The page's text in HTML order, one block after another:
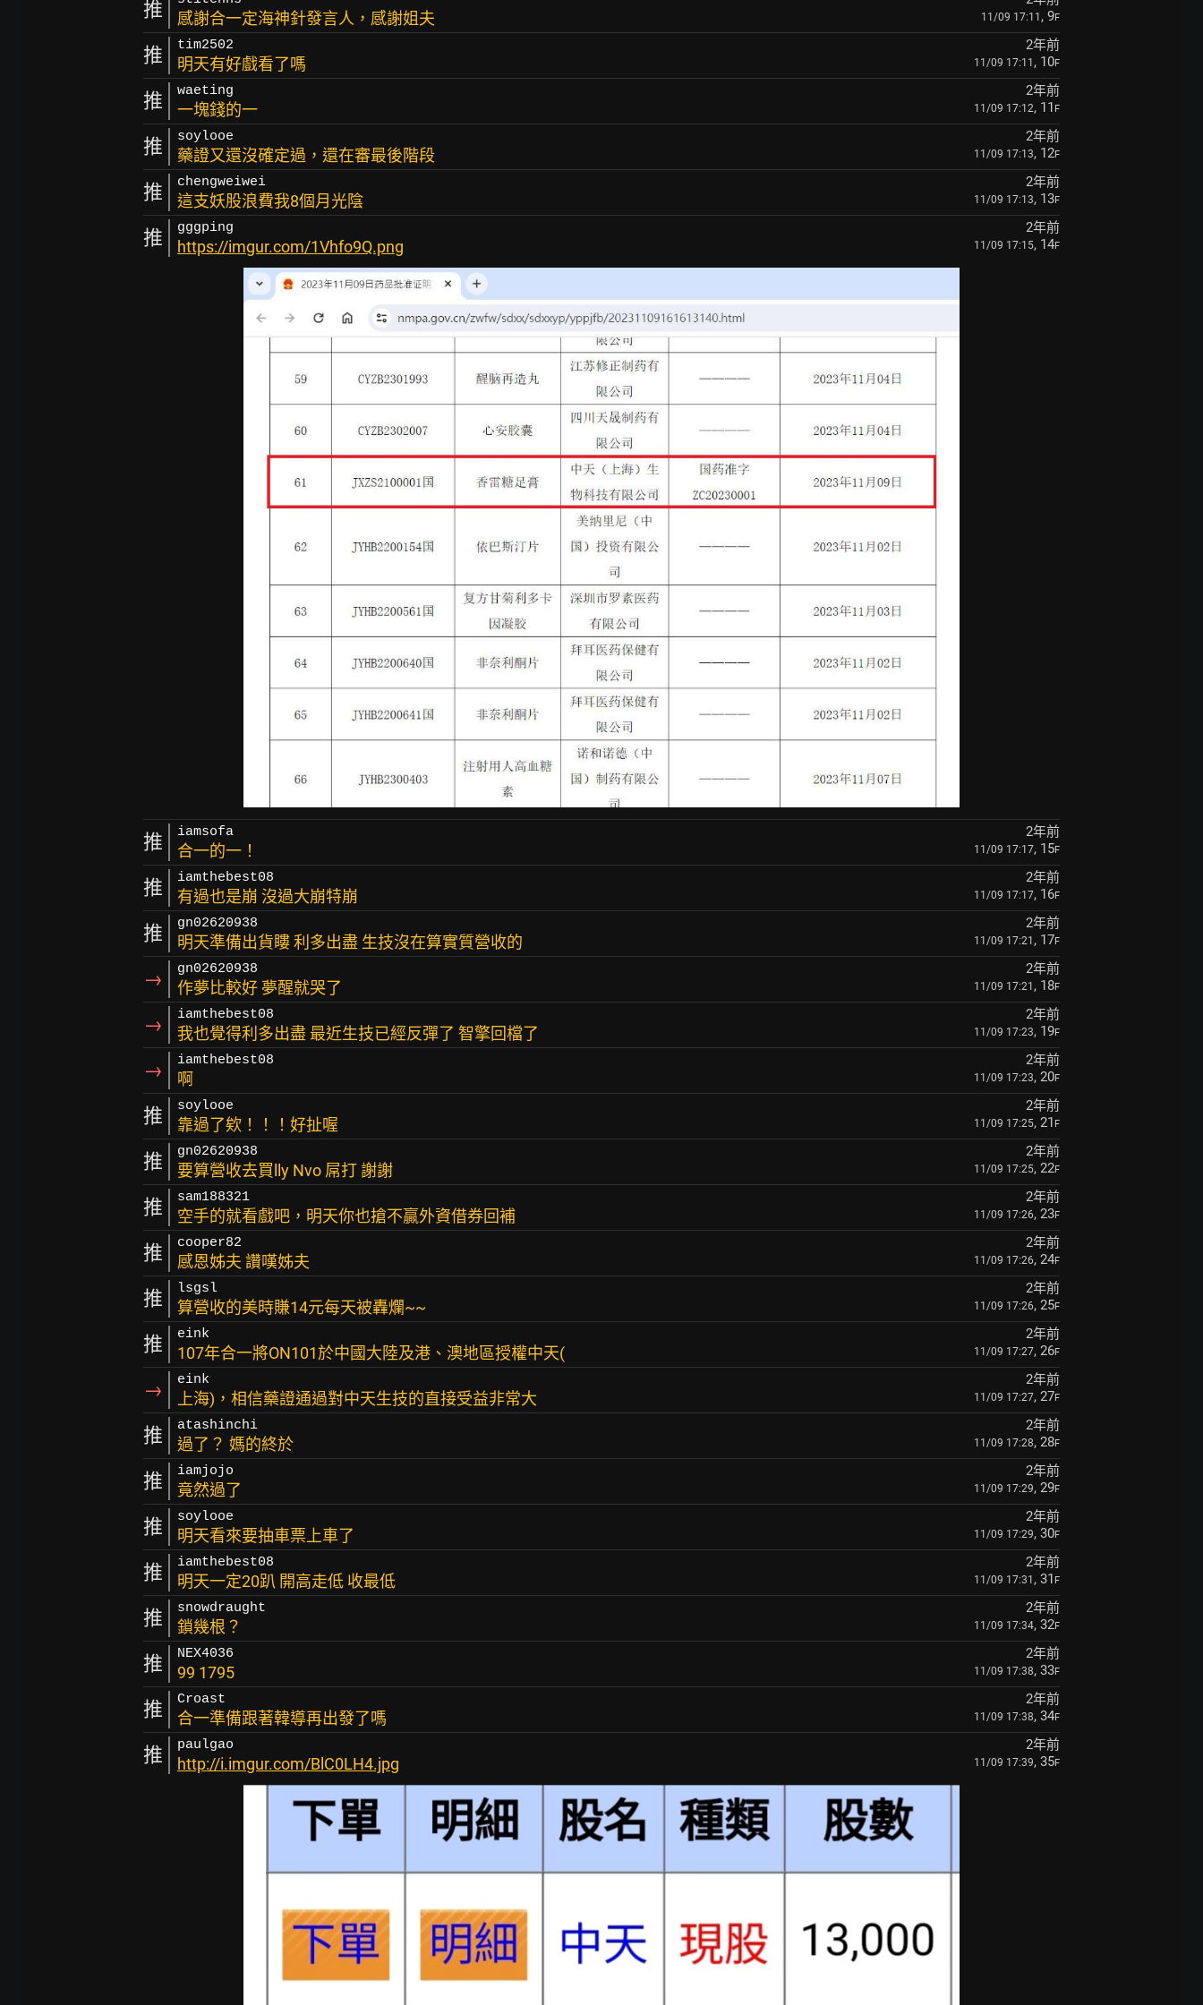
推 感謝合一定海神針發言人，感謝姐夫 11/09 17:11 , 9F
推 tim2502 2年前
明天有好戲看了嗎 11/09 17:11 , 10F
推 waeting 2年前
一塊錢的一 11/09 17:12, 11 F
推 soylooe 2年前
藥證又還沒確定過，還在審最後階段 11/09 17:13, 12F
推 chengweiwei 2年前
這支妖股浪費我8個月光陰 11/09 17:13, 13F
推 gggping 2年前
https://imgur.com/1Vhfo9Q.png 11/09 17:15, 14F
推 iamsofa 2年前
合一的一！ 11/09 17:17, 15F
推 iamthebest08 2年前
有過也是崩 沒過大崩特崩 11/09 17:17, 16F
推 gn02620938 2年前
明天準備出貨瞜 利多出盡 生技沒在算實質營收的 11/09 17:21 , 17F
→ gn02620938 2年前
作夢比較好 夢醒就哭了 11/09 17:21 , 18F
→ iamthebest08 2年前
我也覺得利多出盡 最近生技已經反彈了 智擎回檔了 11/09 17:23, 19F
→ iamthebest08 2年前
啊 11/09 17:23, 20F
推 soylooe 2年前
靠過了欸！！！好扯喔 11/09 17:25, 21 F
推 gn02620938 2年前
要算營收去買lly Nvo 屌打 謝謝 11/09 17:25, 22F
推 sam188321 2年前
空手的就看戲吧，明天你也搶不贏外資借券回補 11/09 17:26, 23F
推 cooper82 2年前
感恩姊夫 讚嘆姊夫 11/09 17:26, 24F
推 lsgsl 2年前
算營收的美時賺14元每天被轟爛~~ 11/09 17:26, 25F
推 eink 2年前
107年合一將ON101於中國大陸及港、澳地區授權中天( 11/09 17:27, 26F
→ eink 2年前
上海)，相信藥證通過對中天生技的直接受益非常大 11/09 17:27, 27F
推 atashinchi 2年前
過了？ 媽的終於 11/09 17:28, 28F
推 iamjojo 2年前
竟然過了 11/09 17:29, 29F
推 soylooe 2年前
明天看來要抽車票上車了 11/09 17:29, 30F
推 iamthebest08 2年前
明天一定20趴 開高走低 收最低 11/09 17:31 , 31 F
推 snowdraught 2年前
鎖幾根？ 11/09 17:34, 32F
推 NEX4036 2年前
99 1795 11/09 17:38, 33F
推 Croast 2年前
合一準備跟著韓導再出發了嗎 11/09 17:38, 34F
推 paulgao 2年前
http://i.imgur.com/BlC0LH4.jpg 11/09 17:39, 35F